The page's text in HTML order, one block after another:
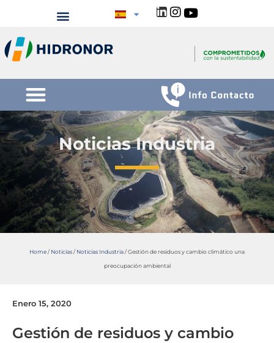
Noticias Industria
Home/ Noticias/ Noticias Industria/Gestión de residuos y cambio climático una
preocupación ambiental
Enero 15, 2020
Gestión de residuos y cambio